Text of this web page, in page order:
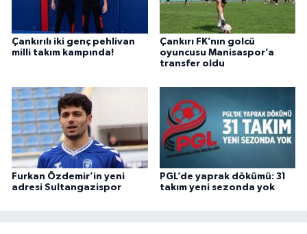
Çankırılı iki genç pehlivan
milli takım kampında!
Çankırı FK’nın golcü
oyuncusu Manisaspor’a
transfer oldu
Furkan Özdemir’in yeni
adresi Sultangazispor
PGL’de yaprak dökümü: 31
takım yeni sezonda yok